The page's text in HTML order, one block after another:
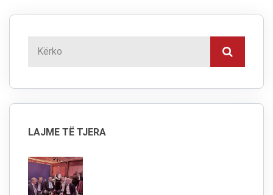
LAJME TË TJERA